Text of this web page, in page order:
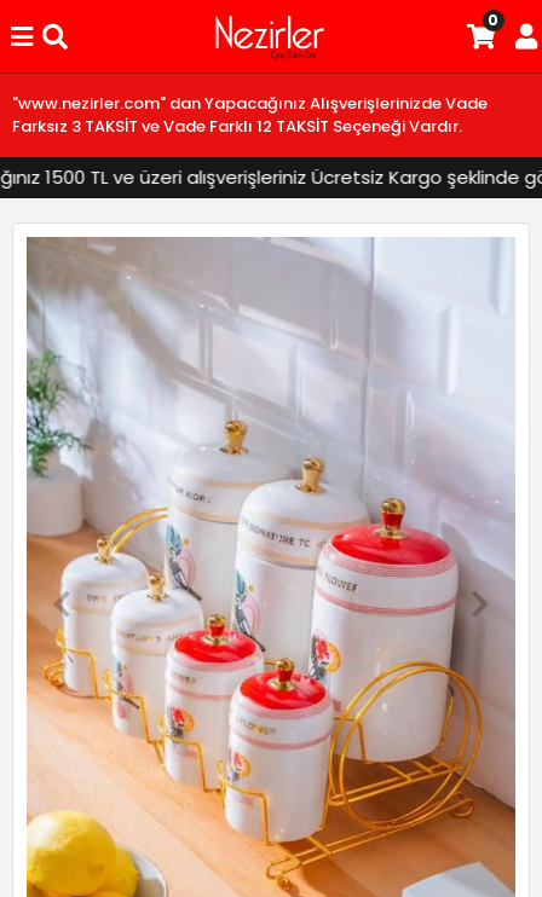
"www.nezirler.com" dan Yapacağınız Alışverişlerinizde Vade
Farksız 3 TAKSİT ve Vade Farklı 12 TAKSİT Seçeneği Vardır.
1500 TL ve üzeri alışverişleriniz Ücretsiz Kargo şeklinde
0